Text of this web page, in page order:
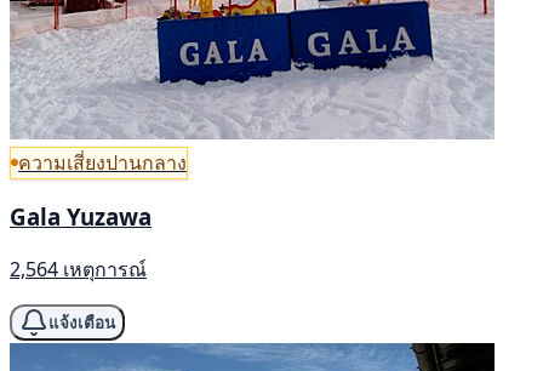
ความเสี่ยงปานกลาง
Gala Yuzawa
2,564 เหตุการณ์
แจ้งเตือน